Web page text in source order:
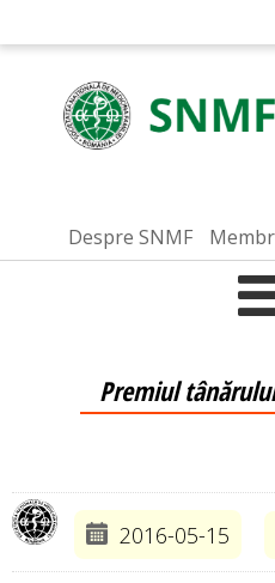
Despre SNMF
Premiul
2016-05-15